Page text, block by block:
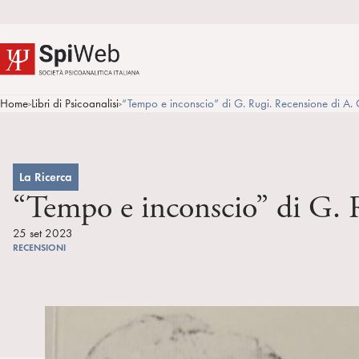
Home>Libri di Psicoanalisi>“Tempo e inconscio” di G. Rugi. Recensione di A.
La Ricerca
“Tempo e inconscio” di
25 set 2023
RECENSIONI